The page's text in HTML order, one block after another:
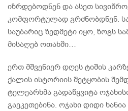
იზრდებოდნენ და ასეთ
კომფორტულად გრძნობდნენ.
საუბარიც ზედმეტი იყო, ზოგს
მისაღებ ოთახში…
ერთ მშვენიერ დღეს ტიშის
ქალის ისტორიის შეტყობის
ტელეარხმა გადაწყვიტა
გაეკეთებინა. ოჯახი დიდი